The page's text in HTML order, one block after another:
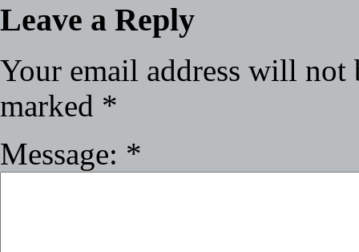
Leave a Reply
Your email address will not
marked *
Message: *